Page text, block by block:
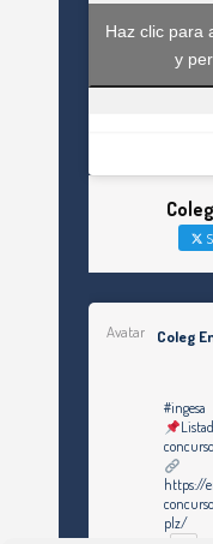
Haz clic para
y
Avatar Coleg
#ingesa
https://
plz/